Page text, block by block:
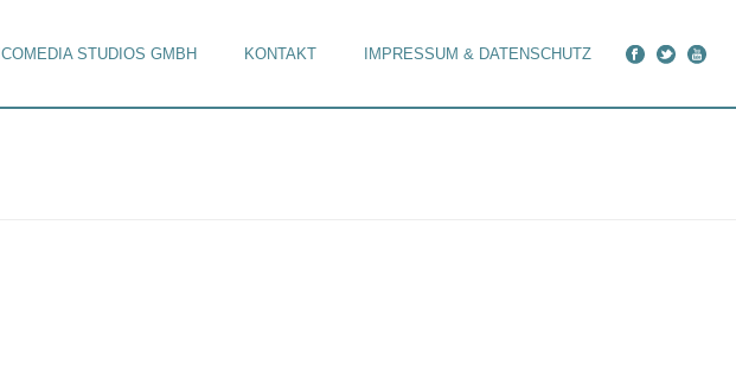
ICOMEDIA STUDIOS GMBH KONTAKT IMPRESSUM & DATENSCHUTZ